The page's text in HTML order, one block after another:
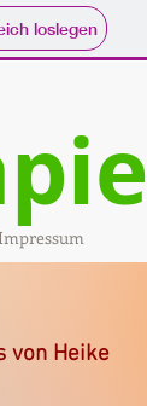
loslegen
von Heike